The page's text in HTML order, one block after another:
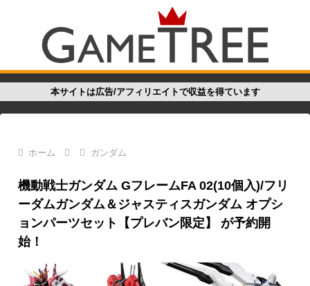
本サイトは広告/アフィリエイトで収益を得ています
ホーム ガンダム
機動戦士ガンダム GフレームFA 02(10個入)/フリ
ーダムガンダム＆ジャスティスガンダム オプシ
ョンパーツセット【プレバン限定】 が予約開
始！